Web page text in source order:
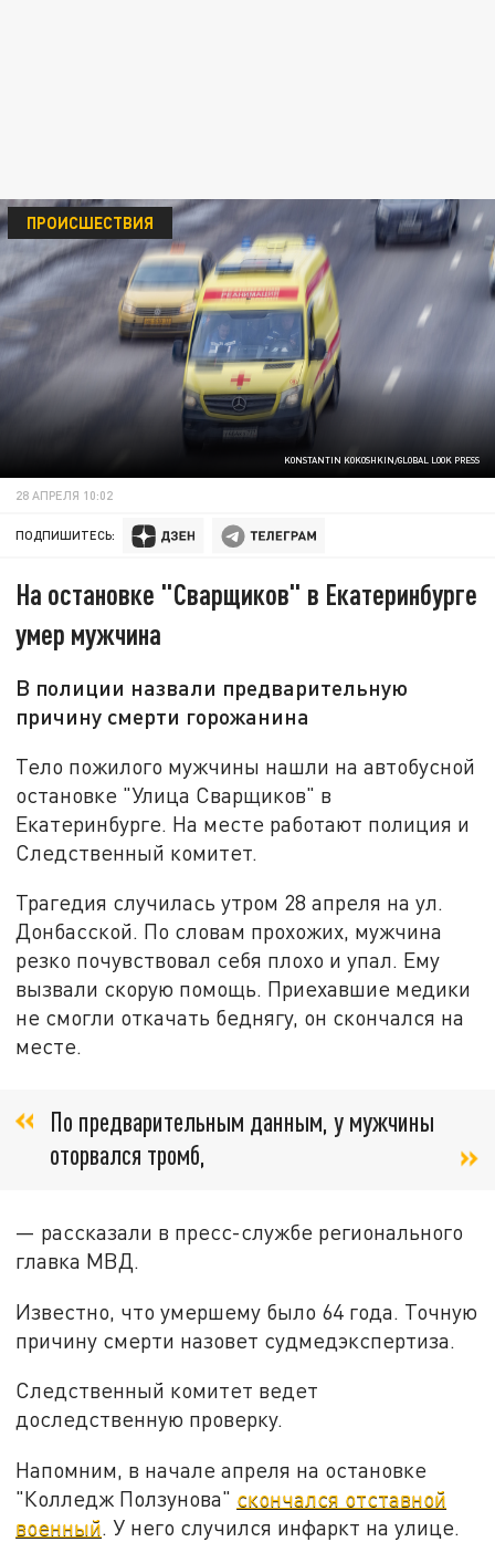
KONSTANTIN KOKOSHKIN/GLOBAL LOOK PRESS
ПРОИСШЕСТВИЯ
28 АПРЕЛЯ 10:02
ПОДПИШИТЕСЬ:
На остановке "Сварщиков" в Екатеринбурге
умер мужчина
В полиции назвали предварительную
причину смерти горожанина
Тело пожилого мужчины нашли на автобусной
остановке "Улица Сварщиков" в
Екатеринбурге. На месте работают полиция и
Следственный комитет.
Трагедия случилась утром 28 апреля на ул.
Донбасской. По словам прохожих, мужчина
резко почувствовал себя плохо и упал. Ему
вызвали скорую помощь. Приехавшие медики
не смогли откачать беднягу, он скончался на
месте.
По предварительным данным, у мужчины
оторвался тромб,
— рассказали в пресс-службе регионального
главка МВД.
Известно, что умершему было 64 года. Точную
причину смерти назовет судмедэкспертиза.
Следственный комитет ведет
доследственную проверку.
Напомним, в начале апреля на остановке
"Колледж Ползунова" скончался отставной
военный. У него случился инфаркт на улице.